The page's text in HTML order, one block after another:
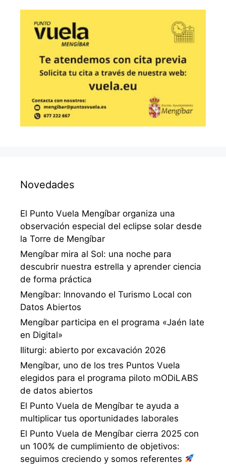
Novedades
El Punto Vuela Mengíbar organiza una
observación especial del eclipse solar desde
la Torre de Mengíbar
Mengíbar mira al Sol: una noche para
descubrir nuestra estrella y aprender ciencia
de forma práctica
Mengíbar: Innovando el Turismo Local con
Datos Abiertos
Mengíbar participa en el programa «Jaén late
en Digital»
Iliturgi: abierto por excavación 2026
Mengíbar, uno de los tres Puntos Vuela
elegidos para el programa piloto mODiLABS
de datos abiertos
El Punto Vuela de Mengíbar te ayuda a
multiplicar tus oportunidades laborales
El Punto Vuela de Mengíbar cierra 2025 con
un 100% de cumplimiento de objetivos:
seguimos creciendo y somos referentes